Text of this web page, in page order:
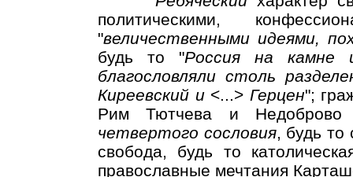
политическими,
"величественными идеями,
будь то "Россия на камне
благословляли столь
Киреевский и <...> Герцен";
Рим Тютчева и Недоброво
четвертого сословия, будь то
свобода, будь то
православные мечтания